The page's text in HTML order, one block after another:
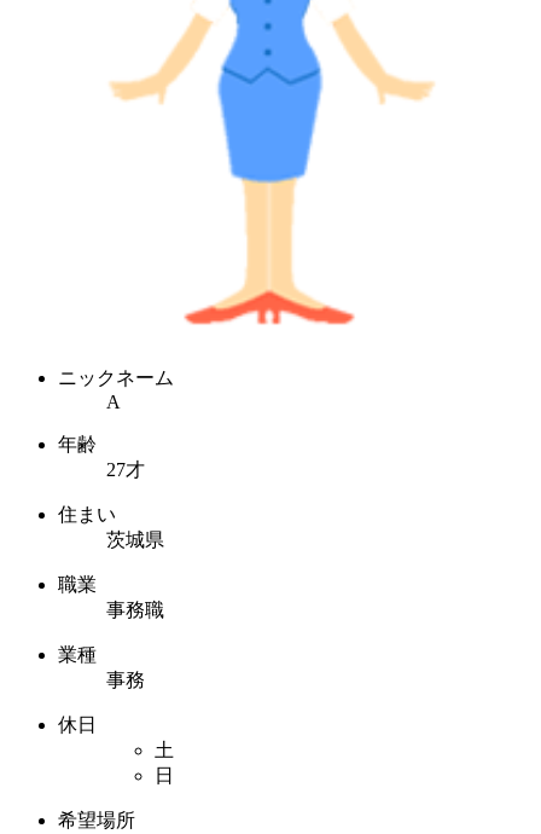
ニックネーム
A
年齢
27才
住まい
茨城県
職業
事務職
業種
事務
休日
土
日
希望場所